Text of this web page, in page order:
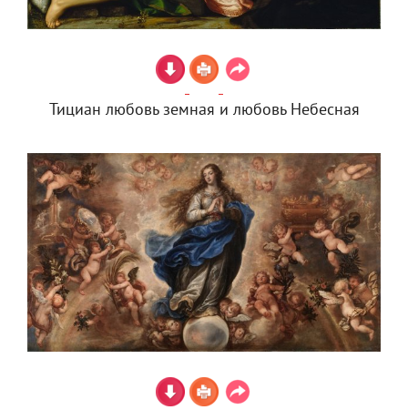
Тициан любовь земная и любовь Небесная